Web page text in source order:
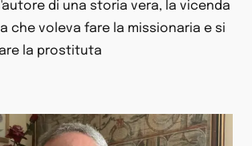
di una storia vera, la vicenda
che voleva fare la missionaria e si
la prostituta